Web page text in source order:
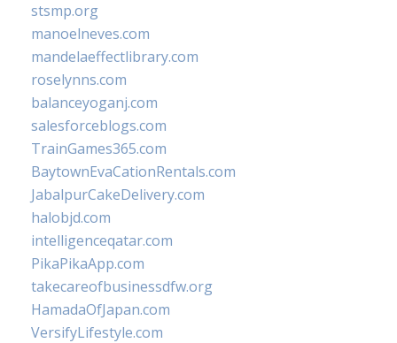
stsmp.org
manoelneves.com
mandelaeffectlibrary.com
roselynns.com
balanceyoganj.com
salesforceblogs.com
TrainGames365.com
BaytownEvaCationRentals.com
JabalpurCakeDelivery.com
halobjd.com
intelligenceqatar.com
PikaPikaApp.com
takecareofbusinessdfw.org
HamadaOfJapan.com
VersifyLifestyle.com